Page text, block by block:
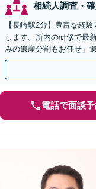
相続人調査・
【長崎駅2分】豊富な経
します。所内の研修で最
みの遺産分割もお任せ」
ましょう【夜間・休日面
電話で面談